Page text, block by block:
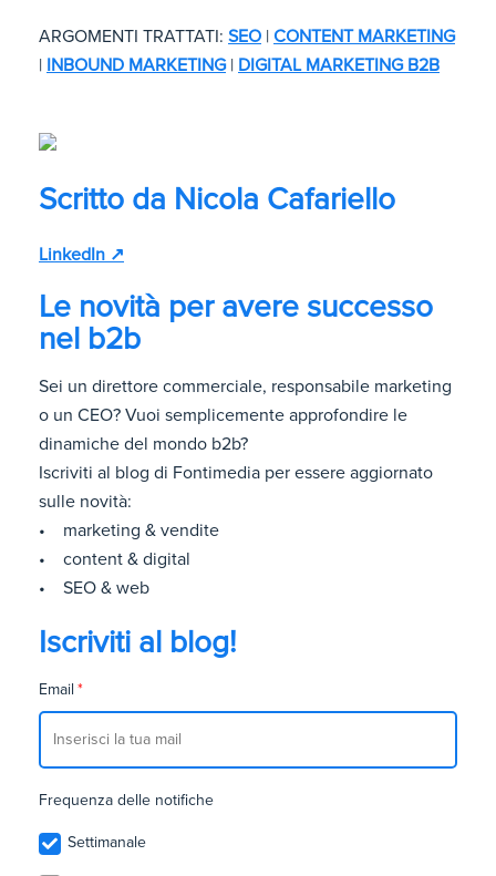
ARGOMENTI TRATTATI: SEO | CONTENT MARKETING
| INBOUND MARKETING | DIGITAL MARKETING B2B
Scritto da Nicola Cafariello
LinkedIn ↗
Le novità per avere successo
nel b2b
Sei un direttore commerciale, responsabile marketing
o un CEO? Vuoi semplicemente approfondire le
dinamiche del mondo b2b?
Iscriviti al blog di Fontimedia per essere aggiornato
sulle novità:
• marketing & vendite
• content & digital
• SEO & web
Iscriviti al blog!
Email *
Frequenza delle notifiche
Settimanale